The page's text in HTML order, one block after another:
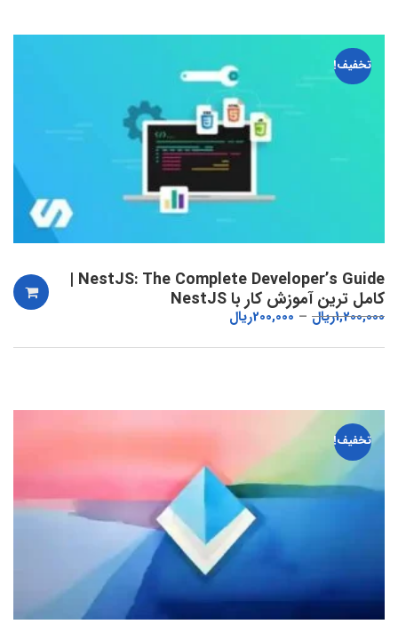
تخفیف!
NestJS: The Complete Developer’s Guide |
کامل ترین آموزش کار با NestJS
1,200,000ریال 200,000ریال
تخفیف!